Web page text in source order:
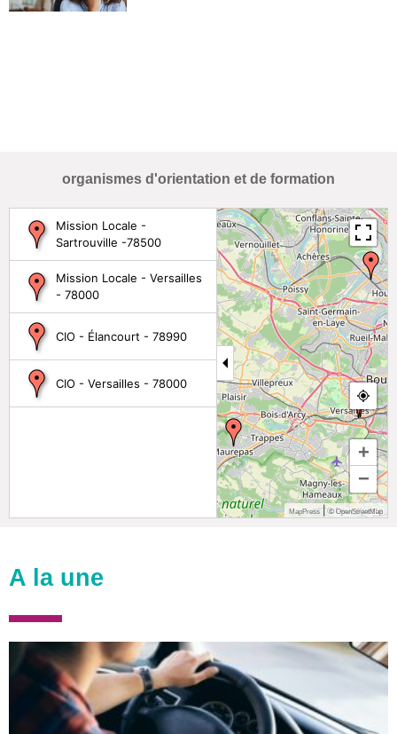
organismes d'orientation et de formation
Mission Locale -
Sartrouville -78500
Mission Locale - Versailles
- 78000
CIO - Élancourt - 78990
CIO - Versailles - 78000
+
−
MapPress|© OpenStreetMap
A la une